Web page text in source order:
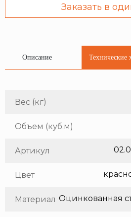
Заказать в
Описание Технические
Вес (кг)
Объем (куб.м)
Артикул
Цвет
Материал